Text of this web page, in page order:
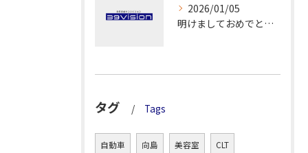
2026/01/05
明けましておめでとうございます！
タグ Tags
自動車 向島 美容室 CLT